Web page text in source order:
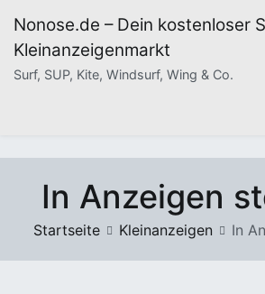
Inhalt
springen
Nonose.de – Dein kostenloser
Kleinanzeigenmarkt
Surf, SUP, Kite, Windsurf, Wing & Co.
In Anzeigen
Startseite Kleinanzeigen In